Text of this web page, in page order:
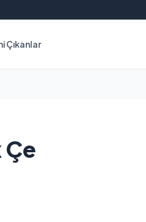
Çıkanlar
Çe